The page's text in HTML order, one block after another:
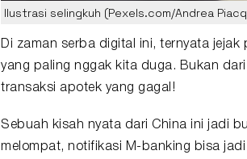
Ilustrasi selingkuh (Pexels.com/Andrea
Di zaman serba digital ini, ternyata
yang paling nggak kita duga. Bukan
transaksi apotek yang gagal!
Sebuah kisah nyata dari China ini jadi
melompat, notifikasi M-banking bisa